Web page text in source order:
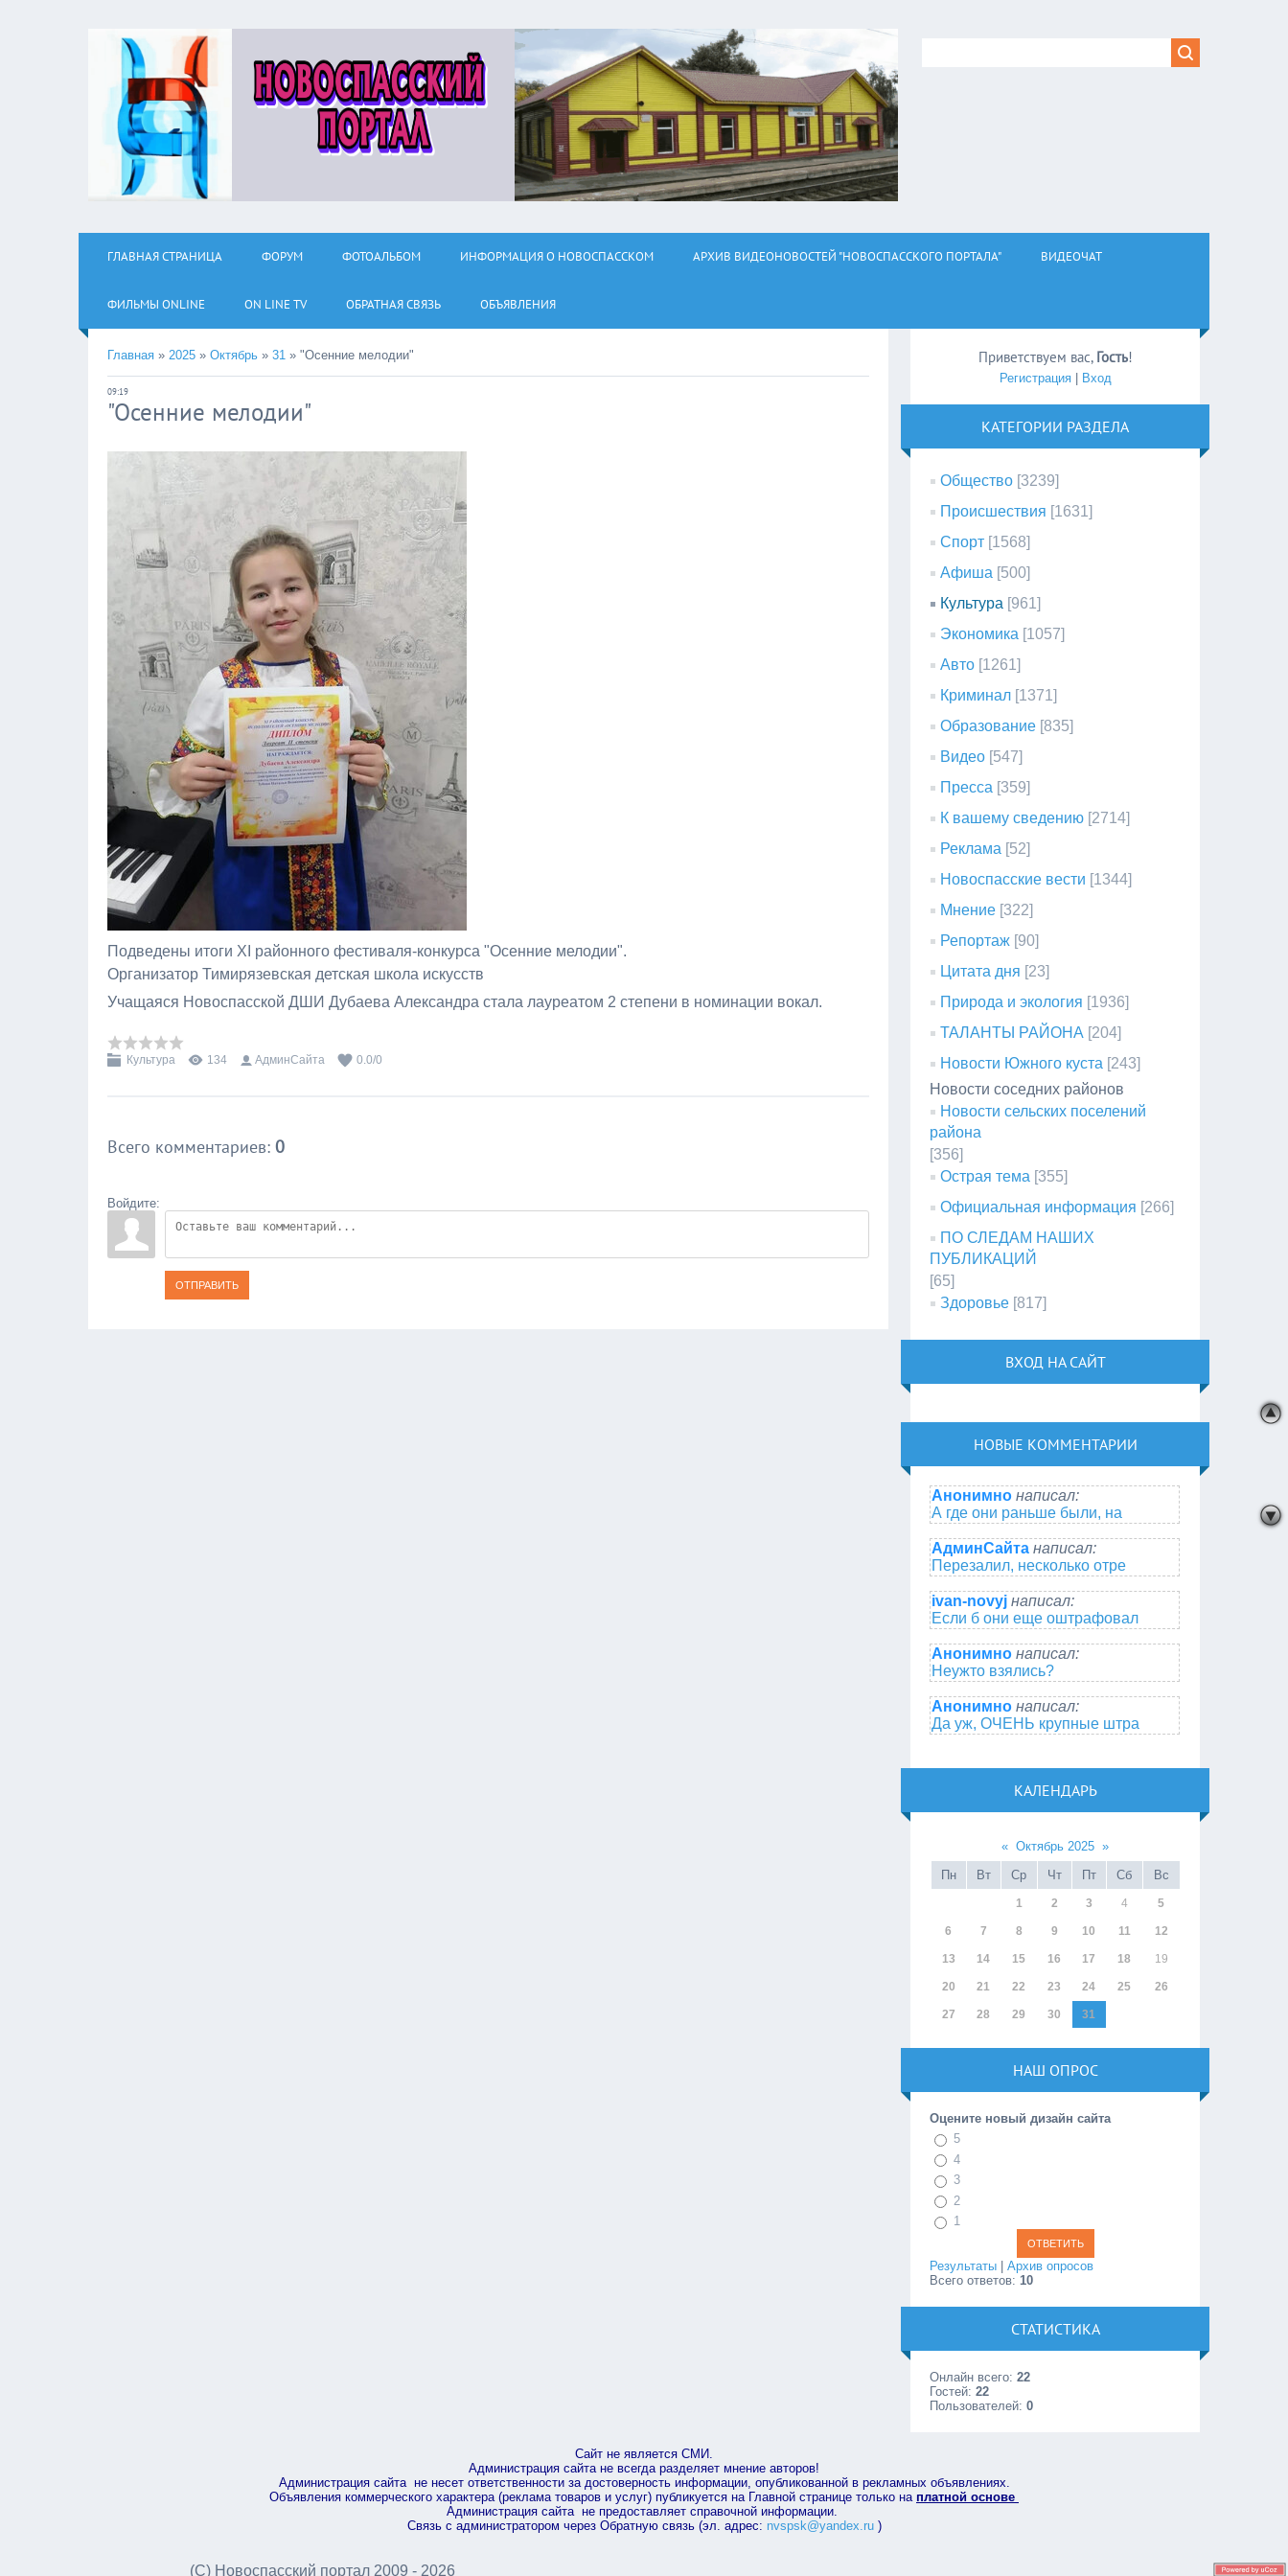
ГЛАВНАЯ СТРАНИЦА ФОРУМ ФОТОАЛЬБОМ ИНФОРМАЦИЯ О НОВОСПАССКОМ АРХИВ ВИДЕОНОВОСТЕЙ "НОВОСПАССКОГО ПОРТАЛА" ВИДЕОЧАТ
ФИЛЬМЫ ОNLINE ON LINE TV ОБРАТНАЯ СВЯЗЬ ОБЪЯВЛЕНИЯ
Главная » 2025 » Октябрь » 31 » "Осенние мелодии"
09:19
"Осенние мелодии"
Подведены итоги XI районного фестиваля-конкурса "Осенние мелодии".
Организатор Тимирязевская детская школа искусств
Учащаяся Новоспасской ДШИ Дубаева Александра стала лауреатом 2 степени в номинации вокал.
Культура 134 АдминСайта 0.0/0
Всего комментариев: 0
Войдите:
ОТПРАВИТЬ
Приветствуем вас, Гость!
Регистрация| Вход
КАТЕГОРИИ РАЗДЕЛА
Общество [3239]
Происшествия [1631]
Спорт [1568]
Афиша [500]
Культура [961]
Экономика [1057]
Авто [1261]
Криминал [1371]
Образование [835]
Видео [547]
Пресса [359]
К вашему сведению [2714]
Реклама [52]
Новоспасские вести [1344]
Мнение [322]
Репортаж [90]
Цитата дня [23]
Природа и экология [1936]
ТАЛАНТЫ РАЙОНА [204]
Новости Южного куста [243]
Новости соседних районов
Новости сельских поселений
района
[356]
Острая тема [355]
Официальная информация [266]
ПО СЛЕДАМ НАШИХ
ПУБЛИКАЦИЙ
[65]
Здоровье [817]
ВХОД НА САЙТ
НОВЫЕ КОММЕНТАРИИ
Анонимно написал:
А где они раньше были, на
АдминСайта написал:
Перезалил, несколько отре
ivan-novyj написал:
Если б они еще оштрафовал
Анонимно написал:
Неужто взялись?
Анонимно написал:
Да уж, ОЧЕНЬ крупные штра
КАЛЕНДАРЬ
« Октябрь 2025 »
Пн
Вт Ср Чт Пт Сб Вс
1 2 3 4 5
6 7 8 9 10 11 12
13 14 15 16 17 18 19
20 21 22 23 24 25 26
27 28 29 30 31
НАШ ОПРОС
Оцените новый дизайн сайта
5
4
3
2
1
Результаты |Архив опросов
Всего ответов: 10
СТАТИСТИКА
Онлайн всего:22
Гостей:22
Пользователей:0
Сайт не является СМИ.
Администрация сайта не всегда разделяет мнение авторов!
Администрация сайта не несет ответственности за достоверность информации, опубликованной в рекламных объявлениях.
Объявления коммерческого характера (реклама товаров и услуг) публикуется на Главной странице только на платной основе
Администрация сайта не предоставляет справочной информации.
Связь с администратором через Обратную связь (эл. адрес: nvspsk@yandex.ru)
(С) Новоспасский портал 2009 - 2026